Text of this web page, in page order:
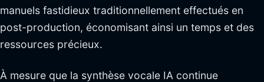
manuels fastidieux traditionnellement effectués en
post-production, économisant ainsi un temps et des
ressources précieux.
À mesure que la synthèse vocale IA continue